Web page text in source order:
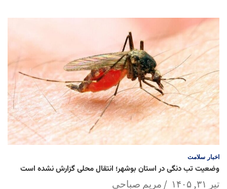
اخبار سلامت
وضعیت تب دنگی در استان بوشهر؛ انتقال محلی گزارش نشده است
تیر ۳۱, ۱۴۰۵ مریم صباحی